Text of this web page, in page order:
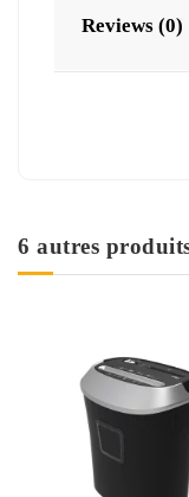
Reviews (0)
6 autres